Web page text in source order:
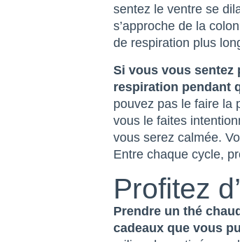
sentez le ventre se
s’approche de la
de respiration plus
Si vous vous sentez
respiration pendant
pouvez pas le faire la
vous le faites
vous serez calmée.
Entre chaque cycle,
Profitez
Prendre un thé
cadeaux que vous